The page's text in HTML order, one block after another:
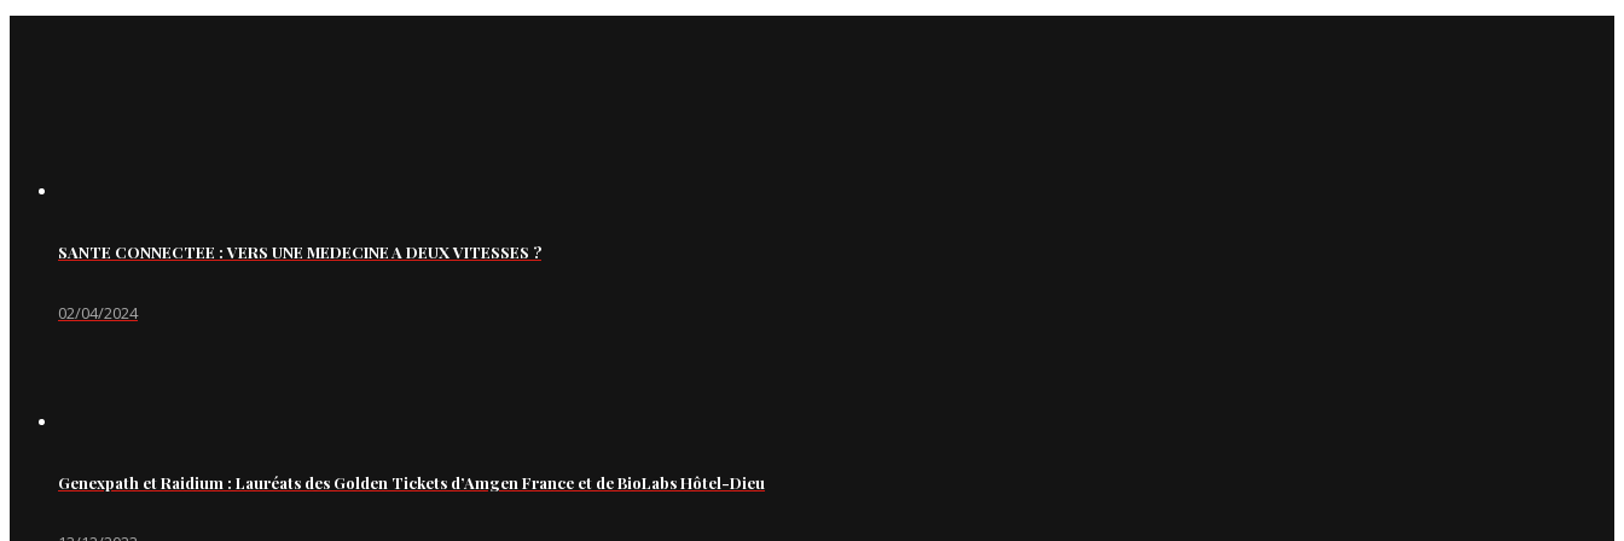
SANTE CONNECTEE : VERS UNE MEDECINE A DEUX VITESSES ?
02/04/2024
Genexpath et Raidium : Lauréats des Golden Tickets d’Amgen France et de BioLabs Hôtel-Dieu